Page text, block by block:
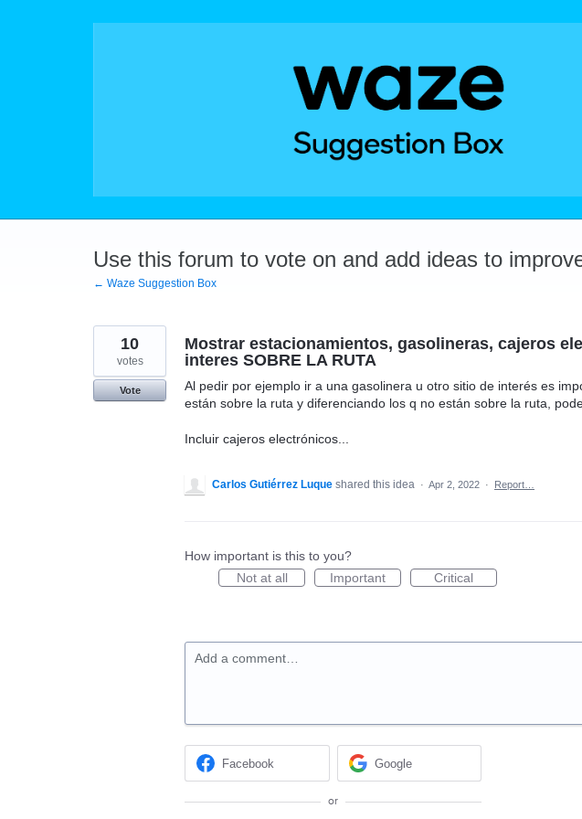
Use this forum to vote on and add ideas to
← Waze Suggestion Box
Mostrar estacionamientos, gasolineras, cajeros
interes SOBRE LA RUTA
Al pedir por ejemplo ir a una gasolinera u otro sitio de interés es
están sobre la ruta y diferenciando los q no están sobre la ruta,
Incluir cajeros electrónicos...
10
votes
Vote
Carlos Gutiérrez Luque shared this idea · Apr 2, 2022 · Report…
How important is this to you?
Not at all
Important Critical
Add a comment…
Facebook Google
or